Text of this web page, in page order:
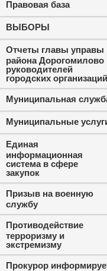
Правовая база
ВЫБОРЫ
Отчеты главы управы
района Дорогомилово
руководителей
городских организаций
Муниципальная
Муниципальные
Единая
информационная
система в сфере
закупок
Призыв на военную
службу
Противодействие
терроризму и
экстремизму
Прокурор